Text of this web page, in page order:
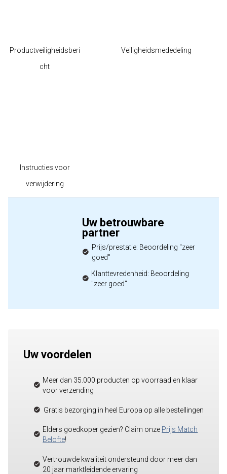
Productveiligheidsberi
cht
Veiligheidsmededeling
Instructies voor
verwijdering
Uw betrouwbare
partner
Prijs/prestatie: Beoordeling "zeer
goed"
Klanttevredenheid: Beoordeling
"zeer goed"
Uw voordelen
Meer dan 35.000 producten op voorraad en klaar
voor verzending
Gratis bezorging in heel Europa op alle bestellingen
Elders goedkoper gezien? Claim onze Prijs Match
Belofte!
Vertrouwde kwaliteit ondersteund door meer dan
20 jaar marktleidende ervaring